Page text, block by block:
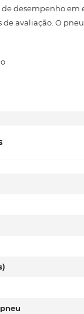
desempenho em
avaliação. O